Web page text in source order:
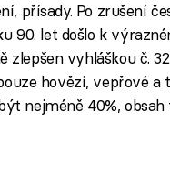
přísady. Po zrušení
90. let došlo k
vyhláškou č.
hovězí, vepřové a
nejméně 40%,